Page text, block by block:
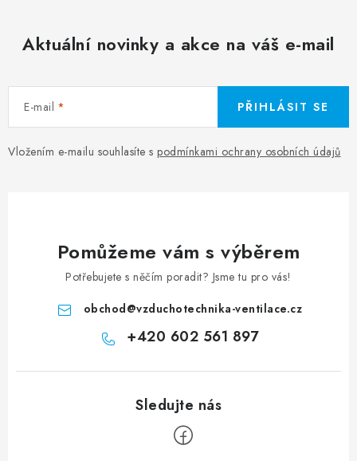
Aktuální novinky a akce na váš e-mail
E-mail
Vložením e-mailu souhlasíte s podmínkami ochrany osobních údajů
PŘIHLÁSIT SE
Pomůžeme vám s výběrem
Potřebujete s něčím poradit? Jsme tu pro vás!
obchod@vzduchotechnika-ventilace.cz
+420 602 561 897